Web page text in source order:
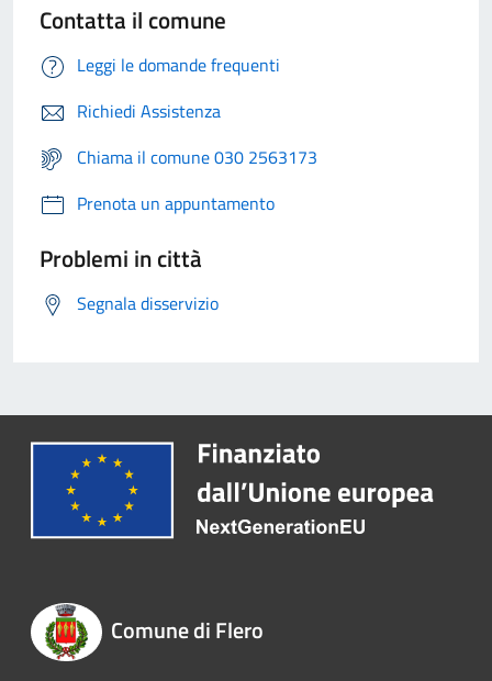
Contatta il comune
Leggi le domande frequenti
Richiedi Assistenza
Chiama il comune 030 2563173
Prenota un appuntamento
Problemi in città
Segnala disservizio
Comune di Flero